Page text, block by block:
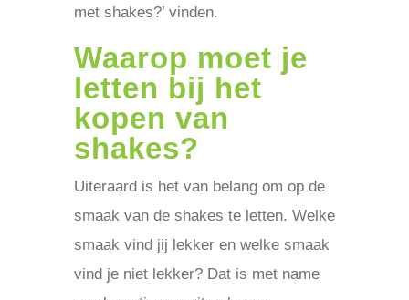
met shakes?’ vinden.
Waarop moet je
letten bij het
kopen van
shakes?
Uiteraard is het van belang om op de
smaak van de shakes te letten. Welke
smaak vind jij lekker en welke smaak
vind je niet lekker? Dat is met name